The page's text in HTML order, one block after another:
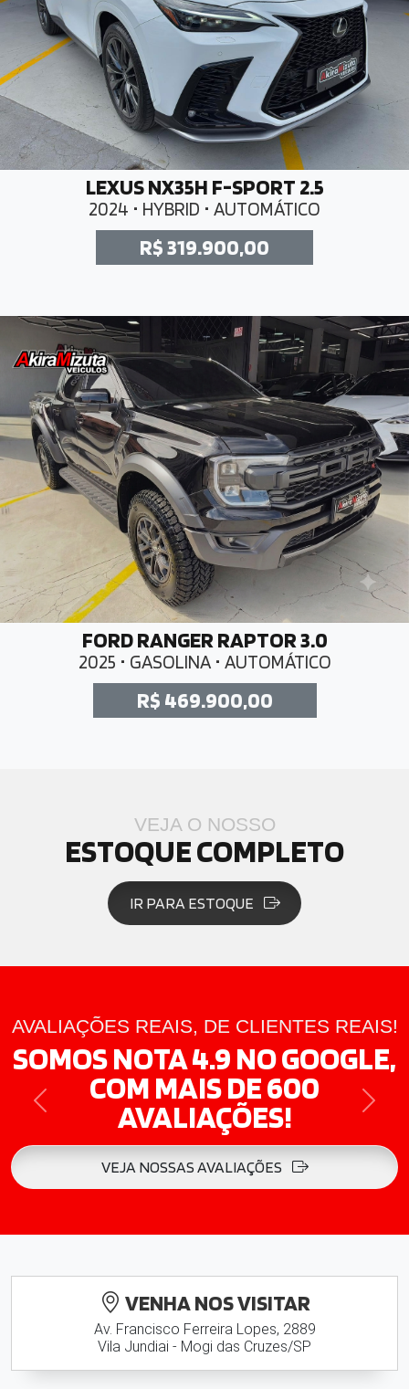
LEXUS NX35H F-SPORT 2.5
2024 • HYBRID • AUTOMÁTICO
R$ 319.900,00
FORD RANGER RAPTOR 3.0
2025 • GASOLINA • AUTOMÁTICO
R$ 469.900,00
VEJA O NOSSO
ESTOQUE COMPLETO
IR PARA ESTOQUE
AVALIAÇÕES REAIS, DE CLIENTES REAIS!
SOMOS NOTA 4.9 NO GOOGLE,
COM MAIS DE 600
AVALIAÇÕES!
VEJA NOSSAS AVALIAÇÕES
PREVIOUS NEXT
VENHA NOS VISITAR
Av. Francisco Ferreira Lopes, 2889
Vila Jundiai - Mogi das Cruzes/SP